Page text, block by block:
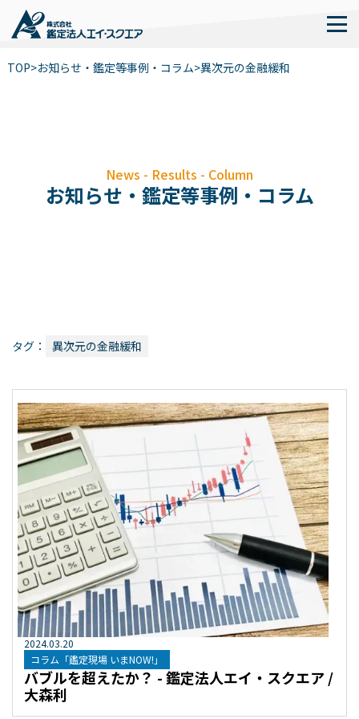
TOP>お知らせ・鑑定等事例・コラム>異次元の金融緩和
News - Results - Column
お知らせ・鑑定等事例・コラム
タグ： 異次元の金融緩和
2024.03.20
コラム「鑑定現場 いまNOW!」
バブルを超えたか？ - 鑑定法人エイ・スクエア /
大森利